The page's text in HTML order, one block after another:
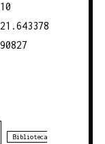
Biblioteca